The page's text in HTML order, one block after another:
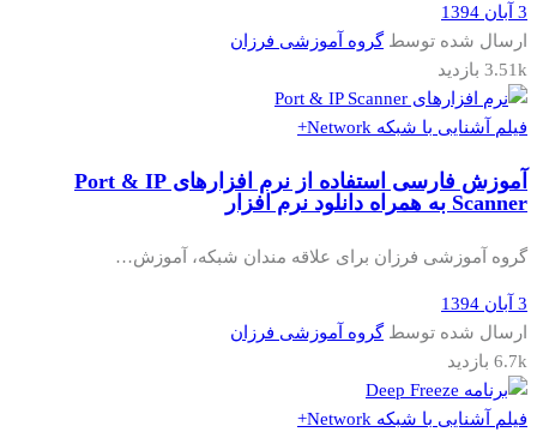
3 آبان 1394
ارسال شده توسطگروه آموزشی فرزان
3.51k بازدید
فیلم آشنایی با شبکه Network+
آموزش فارسی استفاده از نرم افزارهای Port & IP
Scanner به همراه دانلود نرم افزار
گروه آموزشی فرزان برای علاقه مندان شبکه، آموزش…
3 آبان 1394
ارسال شده توسطگروه آموزشی فرزان
6.7k بازدید
فیلم آشنایی با شبکه Network+